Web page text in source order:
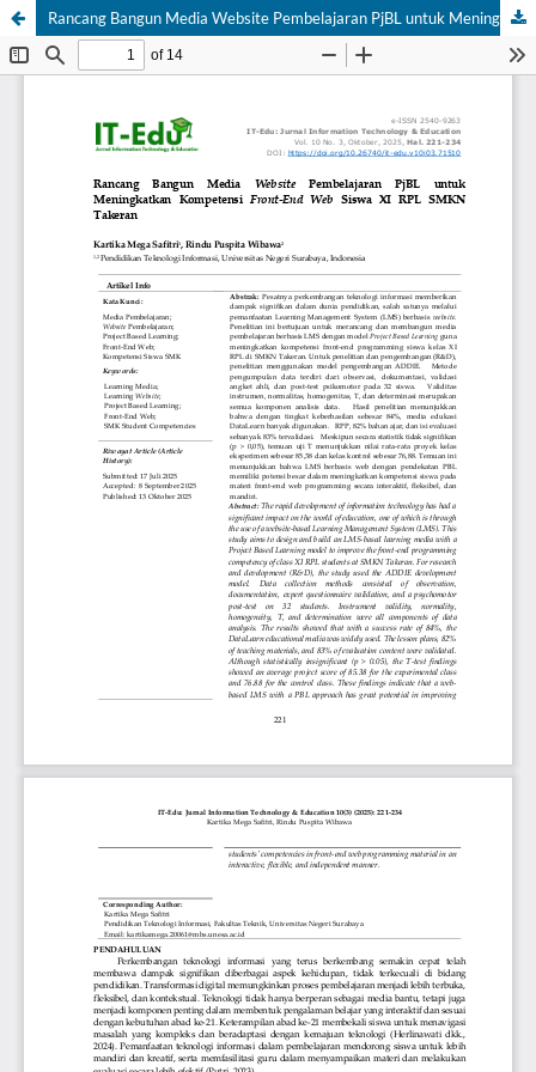
Rancang Bangun Media Website Pembelajaran PjBL untuk Meningkatkan Kompetensi Front-End Web Siswa XI RPL SMKN Takeran